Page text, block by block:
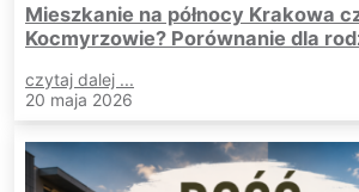
Mieszkanie na północy Krakowa
Kocmyrzowie? Porównanie dla
czytaj dalej ...
20 maja 2026